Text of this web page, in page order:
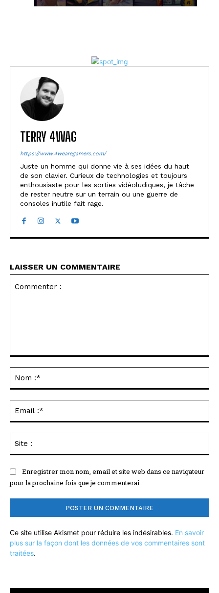
TERRY 4WAG
https://www.4wearegamers.com/
Juste un homme qui donne vie à ses idées du haut
de son clavier. Curieux de technologies et toujours
enthousiaste pour les sorties vidéoludiques, je tâche
de rester neutre sur un terrain ou une guerre de
consoles inutile fait rage.
LAISSER UN COMMENTAIRE
Enregistrer mon nom, email et site web dans ce navigateur
pour la prochaine fois que je commenterai.
Ce site utilise Akismet pour réduire les indésirables. En savoir
plus sur la façon dont les données de vos commentaires sont
traitées.